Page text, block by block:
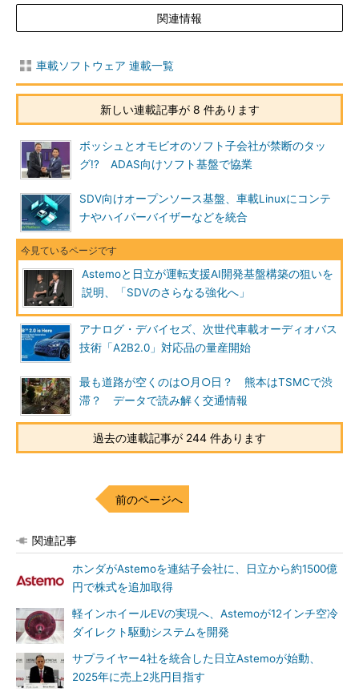
関連情報
車載ソフトウェア 連載一覧
新しい連載記事が 8 件あります
ボッシュとオモビオのソフト子会社が禁断のタッ
グ!? ADAS向けソフト基盤で協業
SDV向けオープンソース基盤、車載Linuxにコンテ
ナやハイパーバイザーなどを統合
Astemoと日立が運転支援AI開発基盤構築の狙いを
説明、「SDVのさらなる強化へ」
アナログ・デバイセズ、次世代車載オーディオバス
技術「A2B2.0」対応品の量産開始
最も道路が空くのは○月○日？ 熊本はTSMCで渋
滞？ データで読み解く交通情報
過去の連載記事が 244 件あります
前のページへ
関連記事
ホンダがAstemoを連結子会社に、日立から約1500億
円で株式を追加取得
軽インホイールEVの実現へ、Astemoが12インチ空冷
ダイレクト駆動システムを開発
サプライヤー4社を統合した日立Astemoが始動、
2025年に売上2兆円目指す